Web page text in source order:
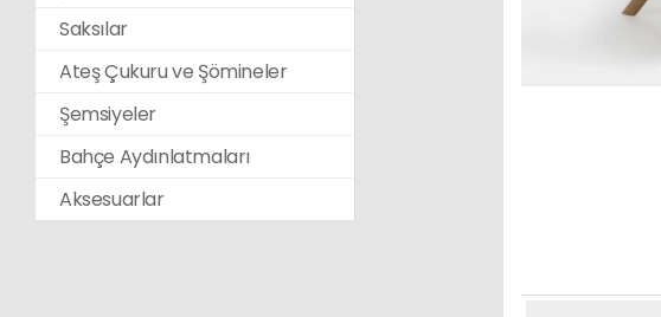
Saksılar
Ateş Çukuru ve Şömineler
Şemsiyeler
Bahçe Aydınlatmaları
Aksesuarlar